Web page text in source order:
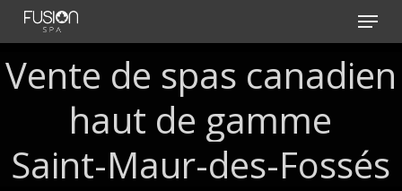
Skip
content
Menu
Vente de spas canadien
haut de gamme
Saint-Maur-des-Fossés